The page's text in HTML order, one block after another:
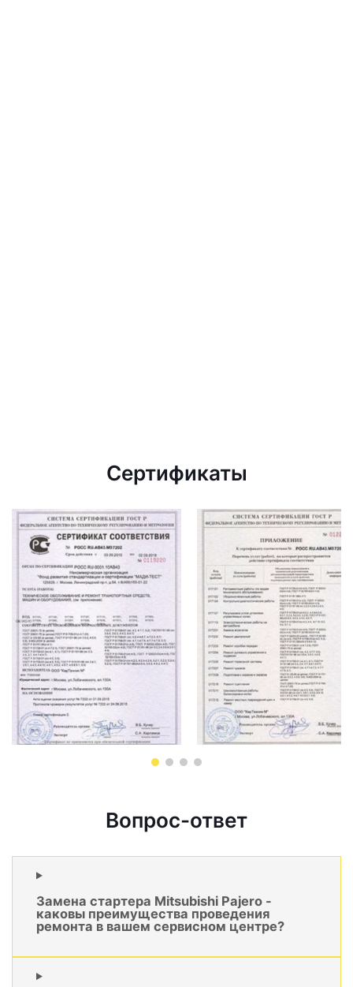
Сертификаты
Вопрос-ответ
Замена стартера Mitsubishi Pajero -
каковы преимущества проведения
ремонта в вашем сервисном центре?